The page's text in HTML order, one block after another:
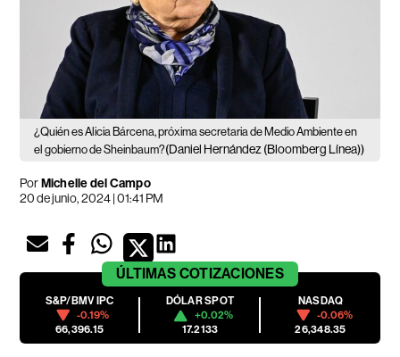
¿Quién es Alicia Bárcena, próxima secretaria de Medio Ambiente en
el gobierno de Sheinbaum?(Daniel Hernández (Bloomberg Línea))
PorMichelle del Campo
20 de junio, 2024 | 01:41 PM
ÚLTIMAS COTIZACIONES
S&P/BMV IPC
-0.19%
66,396.15
DÓLAR SPOT
+0.02%
17.2133
NASDAQ
-0.06%
26,348.35